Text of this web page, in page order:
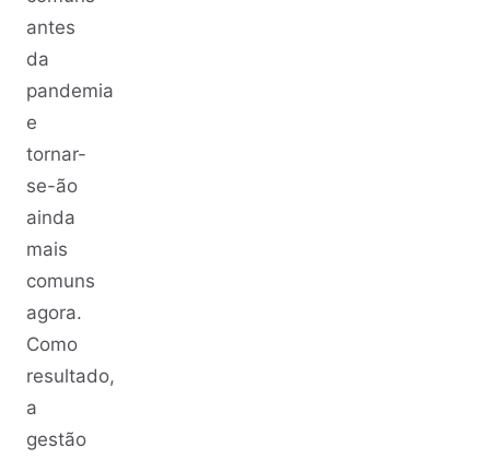
antes
da
pandemia
e
tornar-
se-ão
ainda
mais
comuns
agora.
Como
resultado,
a
gestão